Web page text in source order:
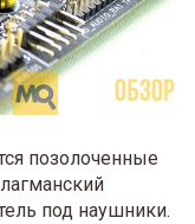
позолоченные
под наушники.